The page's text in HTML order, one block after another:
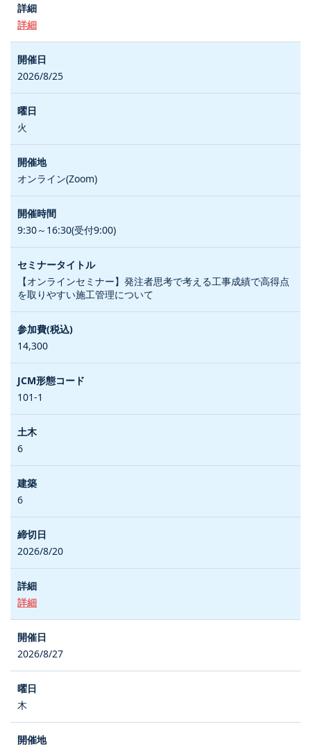
詳細
2026/8/25
火
オンライン(Zoom)
9:30～16:30(受付9:00)
【オンラインセミナー】発注者思考で考える工事成績で高得点
を取りやすい施工管理について
14,300
101-1
6
6
2026/8/20
詳細
2026/8/27
木